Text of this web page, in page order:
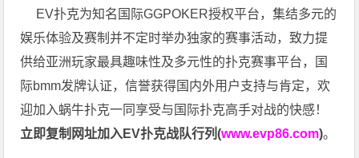
EV扑克为知名国际GGPOKER授权平台，集结多元的
娱乐体验及赛制并不定时举办独家的赛事活动，致力提
供给亚洲玩家最具趣味性及多元性的扑克赛事平台，国
际bmm发牌认证，信誉获得国内外用户支持与肯定，欢
迎加入蜗牛扑克一同享受与国际扑克高手对战的快感！
立即复制网址加入EV扑克战队行列(www.evp86.com)。